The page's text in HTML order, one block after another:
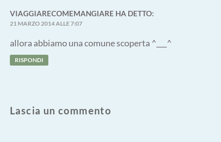
VIAGGIARECOMEMANGIARE HA DETTO:
21 MARZO 2014 ALLE 7:07
allora abbiamo una comune scoperta ^___^
RISPONDI
Lascia un commento